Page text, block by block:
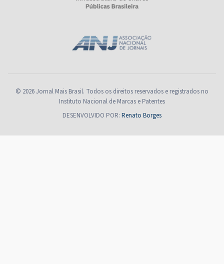
© 2026 Jornal Mais Brasil. Todos os direitos reservados e registrados no
Instituto Nacional de Marcas e Patentes
DESENVOLVIDO POR: Renato Borges